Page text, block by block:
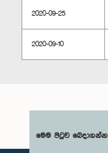
2020-09-25
2020-09-10
මෙම පිටුව බෙදාගන්න